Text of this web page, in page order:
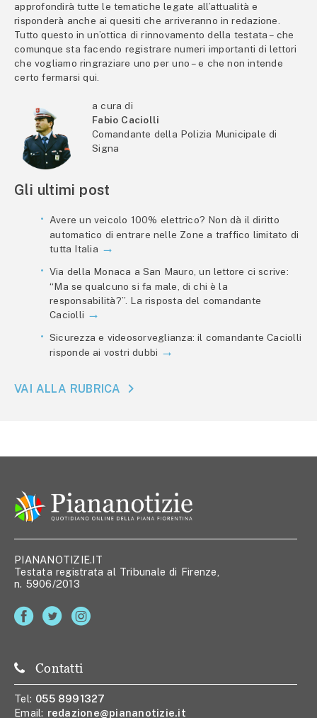
approfondirà tutte le tematiche legate all’attualità e
risponderà anche ai quesiti che arriveranno in redazione.
Tutto questo in un’ottica di rinnovamento della testata – che
comunque sta facendo registrare numeri importanti di lettori
che vogliamo ringraziare uno per uno – e che non intende
certo fermarsi qui.
a cura di
Fabio Caciolli
Comandante della Polizia Municipale di
Signa
Gli ultimi post
Avere un veicolo 100% elettrico? Non dà il diritto
automatico di entrare nelle Zone a traffico limitato di
tutta Italia
Via della Monaca a San Mauro, un lettore ci scrive:
“Ma se qualcuno si fa male, di chi è la
responsabilità?”. La risposta del comandante
Caciolli
Sicurezza e videosorveglianza: il comandante Caciolli
risponde ai vostri dubbi
VAI ALLA RUBRICA
PIANANOTIZIE.IT
Testata registrata al Tribunale di Firenze,
n. 5906/2013
Contatti
Tel: 055 8991327
Email: redazione@piananotizie.it